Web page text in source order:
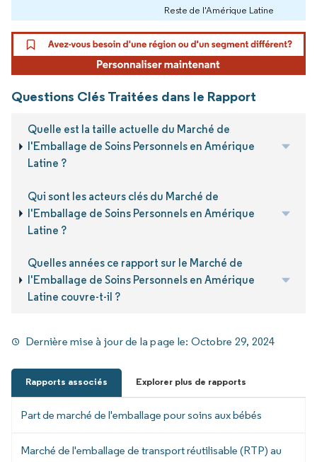
Reste de l'Amérique Latine
Questions Clés Traitées dans le Rapport
Quelle est la taille actuelle du Marché de
l'Emballage de Soins Personnels en Amérique
Latine ?
Qui sont les acteurs clés du Marché de
l'Emballage de Soins Personnels en Amérique
Latine ?
Quelles années ce rapport sur le Marché de
l'Emballage de Soins Personnels en Amérique
Latine couvre-t-il ?
Dernière mise à jour de la page le: Octobre 29, 2024
Rapports associés Explorer plus de rapports
Part de marché de l'emballage pour soins aux bébés
Marché de l'emballage de transport réutilisable (RTP) au